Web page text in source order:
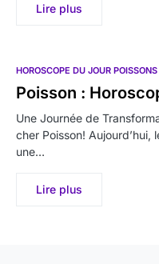
Lire plus
HOROSCOPE DU JOUR POISSONS
Poisson :
Une Journée de
cher Poisson!
une…
Lire plus